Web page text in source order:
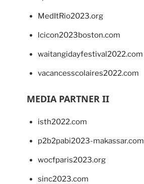
MedItRio2023.org
lcicon2023boston.com
waitangidayfestival2022.com
vacancesscolaires2022.com
MEDIA PARTNER II
isth2022.com
p2b2pabi2023-makassar.com
wocfparis2023.org
sinc2023.com